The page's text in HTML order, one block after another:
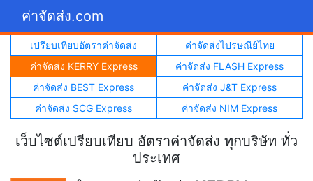
ค่าจัดส่ง.com
เปรียบเทียบอัตราค่าจัดส่ง
ค่าจัดส่งไปรษณีย์ไทย
ค่าจัดส่ง KERRY Express
ค่าจัดส่ง FLASH Express
ค่าจัดส่ง BEST Express
ค่าจัดส่ง J&T Express
ค่าจัดส่ง SCG Express
ค่าจัดส่ง NIM Express
เว็บไซต์เปรียบเทียบ อัตราค่าจัดส่ง ทุกบริษัท ทั่ว
ประเทศ